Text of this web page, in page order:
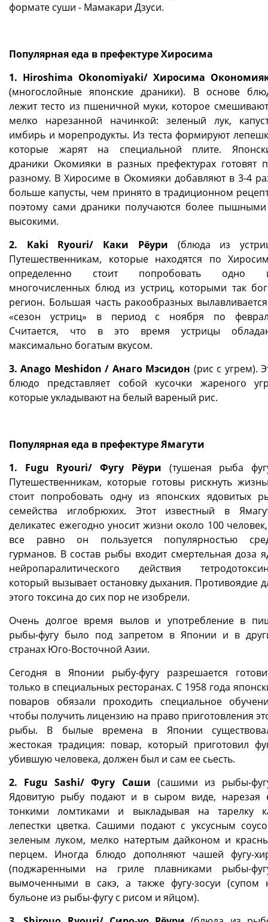
формате суши - Мамакари Дзуси.
Популярная еда в префектуре Хиросима
1. Hiroshima Okonomiyaki/ Хиросима
(многослойные японские драники). В основе
лежит тесто из пшеничной муки, которое
мелко нарезанной начинкой: зеленый лук,
имбирь и морепродукты. Из теста формируют
которые жарят на специальной плите.
драники Окомияки в разных префектурах готовят
разному. В Хиросиме в Окомияки добавляют в 3-4
больше капусты, чем принято в традиционном
поэтому сами драники получаются более
высокими.
2. Kaki Ryouri/ Каки Рёури (блюда из
Путешественникам, которые находятся по
определенно стоит попробовать одно
многочисленных блюд из устриц, которыми так
регион. Большая часть ракообразных
«сезон устриц» в период с ноября по
Считается, что в это время устрицы
максимально богатым вкусом.
3. Anago Meshidon / Анаго Мэсидон (рис с угрем).
блюдо представляет собой кусочки жареного
которые укладывают на белый вареный рис.
Популярная еда в префектуре Ямагути
1. Fugu Ryouri/ Фугу Рёури (тушеная рыба
Путешественникам, которые готовы рискнуть
стоит попробовать одну из японских ядовитых
семейства иглобрюхих. Этот известный в
деликатес ежегодно уносит жизни около 100
все равно он пользуется популярностью
гурманов. В состав рыбы входит смертельная доза
нейропаралитического действия
который вызывает остановку дыхания. Противоядие
этого токсина до сих пор не изобрели.
Очень долгое время вылов и употребление в
рыбы-фугу было под запретом в Японии и в
странах Юго-Восточной Азии.
Сегодня в Японии рыбу-фугу разрешается
только в специальных ресторанах. С 1958 года
поваров обязали проходить специальное
чтобы получить лицензию на право приготовления
рыбы. В былые времена в Японии
жестокая традиция: повар, который приготовил
убившую человека, должен был и сам ее сьесть.
2. Fugu Sashi/ Фугу Саши (cашими из рыбы-
Ядовитую рыбу подают и в сыром виде, нарезая
тонкими ломтиками и выкладывая на тарелку
лепестки цветка. Сашими подают с уксусным
зеленым луком, мелко натертым дайконом и
перцем. Иногда блюдо дополняют чашей фугу-
(поджаренными на гриле плавниками рыбы-
вымоченными в сакэ, а также фугу-зосуи (супом
бульоне из рыбы-фугу с рисом и яйцом).